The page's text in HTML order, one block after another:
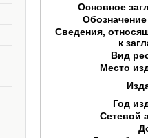
Основное
Сведения,
к
Вид
Место
Год
Сетевой